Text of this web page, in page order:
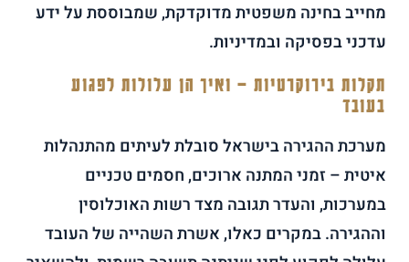
מחייב בחינה משפטית מדוקדקת, שמבוססת על ידע
עדכני בפסיקה ובמדיניות.
תקלות בירוקרטיות – ואיך הן עלולות לפגוע
בעובד
מערכת ההגירה בישראל סובלת לעיתים מהתנהלות
איטית – זמני המתנה ארוכים, חסמים טכניים
במערכות, והעדר תגובה מצד רשות האוכלוסין
וההגירה. במקרים כאלו, אשרת השהייה של העובד